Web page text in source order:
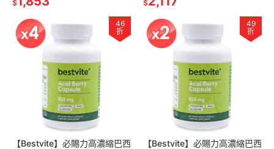
$ $
46
折
【Bestvite】必賜力高濃縮巴西
49
折
【Bestvite】必賜力高濃縮巴西